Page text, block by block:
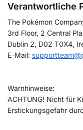
Verantwortliche
The Pokémon
3rd Floor, 2 Central
Dublin 2, D02 T0X4,
E-Mail:
Warnhinweise:
ACHTUNG! Nicht für
Erstickungsgefahr